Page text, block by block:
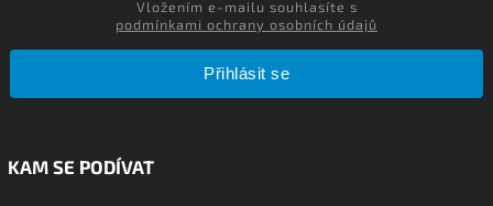
podmínkami ochrany osobních údajů
Přihlásit se
KAM SE PODÍVAT